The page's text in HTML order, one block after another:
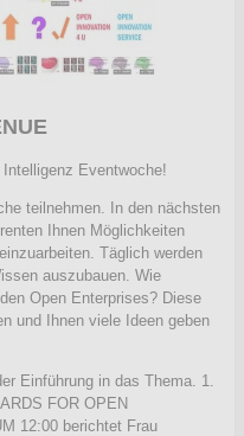
Eventwoche!
teilnehmen. In den nächsten
Ihnen Möglichkeiten
Täglich werden
auszubauen. Wie
Open Enterprises? Diese
und Ihnen viele Ideen geben
Einführung in das Thema. 1.
FOR OPEN
12:00 berichtet Frau